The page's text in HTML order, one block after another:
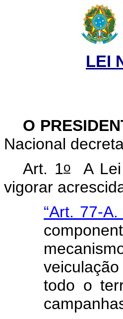
LEI
O
Nacional
Art. 1oA Lei
vigorar
“Art. 77-A.
todo o